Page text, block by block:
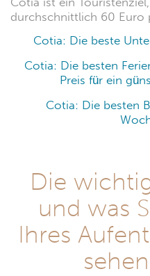
durchschnittlich 60 Euro
Cotia: Die beste
Cotia: Die besten
Preis für ein
Cotia: Die besten
Die
und was
Ihres